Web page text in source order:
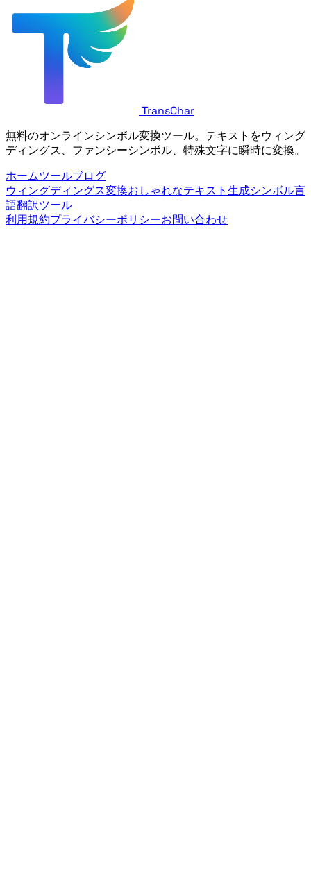
TransChar
無料のオンラインシンボル変換ツール。テキストをウィング
ディングス、ファンシーシンボル、特殊文字に瞬時に変換。
ホームツールブログ
ウィングディングス変換おしゃれなテキスト生成シンボル言
語翻訳ツール
利用規約プライバシーポリシーお問い合わせ